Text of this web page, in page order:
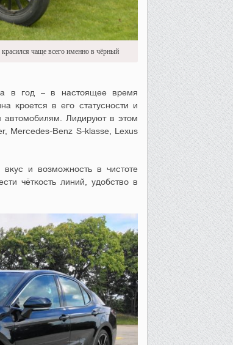
чаще всего именно в чёрный
в год – в настоящее время
кроется в его статусности и
Лидируют в этом
Mercedes-Benz S-klasse, Lexus
и возможность в чистоте
чёткость линий, удобство в